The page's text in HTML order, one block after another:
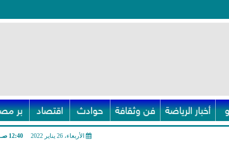
أخبار الرياضة فن وثقافة حوادث اقتصاد بر
الأربعاء، 26 يناير 2022 12:40 صـ